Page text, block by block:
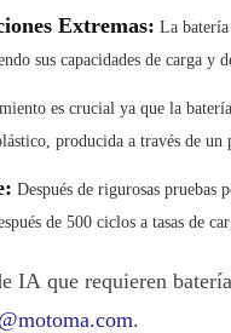
Extremas: La batería
sus capacidades de carga y
es crucial ya que la
producida a través de un
Después de rigurosas pruebas
de 500 ciclos a tasas de
IA que requieren
.